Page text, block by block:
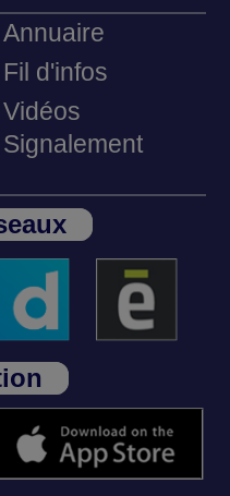
Annuaire
Fil d'infos
Vidéos
Signalement